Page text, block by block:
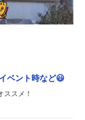
ベント時など😃
ススメ！